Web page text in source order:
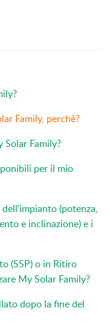
Family, perchè?
Family?
per il mio
(potenza,
e inclinazione) e i
(SSP) o in Ritiro
My Solar Family?
dopo la fine del